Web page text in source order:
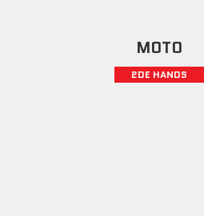
MOTO
2DE HANDS